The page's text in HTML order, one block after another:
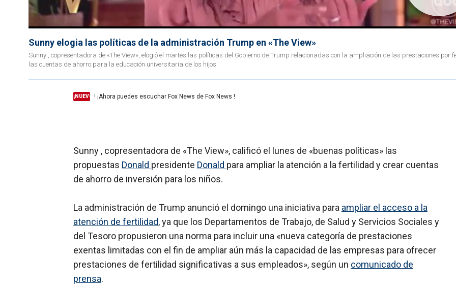
Sunny elogia las políticas de la administración Trump en «The View»
Sunny , copresentadora de «The View», elogió el martes las políticas del Gobierno de Trump relacionadas con la ampliación de las prestaciones por
las cuentas de ahorro para la educación universitaria de los hijos.
¡NUEVO ! ¡Ahora puedes escuchar Fox News de Fox News !
Sunny , copresentadora de «The View», calificó el lunes de «buenas políticas» las
propuestas Donald presidente Donald para ampliar la atención a la fertilidad y crear cuentas
de ahorro de inversión para los niños.
La administración de Trump anunció el domingo una iniciativa para ampliar el acceso a la
atención de fertilidad, ya que los Departamentos de Trabajo, de Salud y Servicios Sociales y
del Tesoro propusieron una norma para incluir una «nueva categoría de prestaciones
exentas limitadas con el fin de ampliar aún más la capacidad de las empresas para ofrecer
prestaciones de fertilidad significativas a sus empleados», según un comunicado de
prensa.